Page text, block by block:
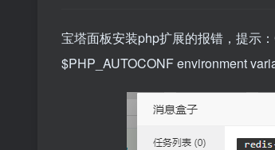
宝塔面板安装php扩展的报错，提示
$PHP_AUTOCONF environment